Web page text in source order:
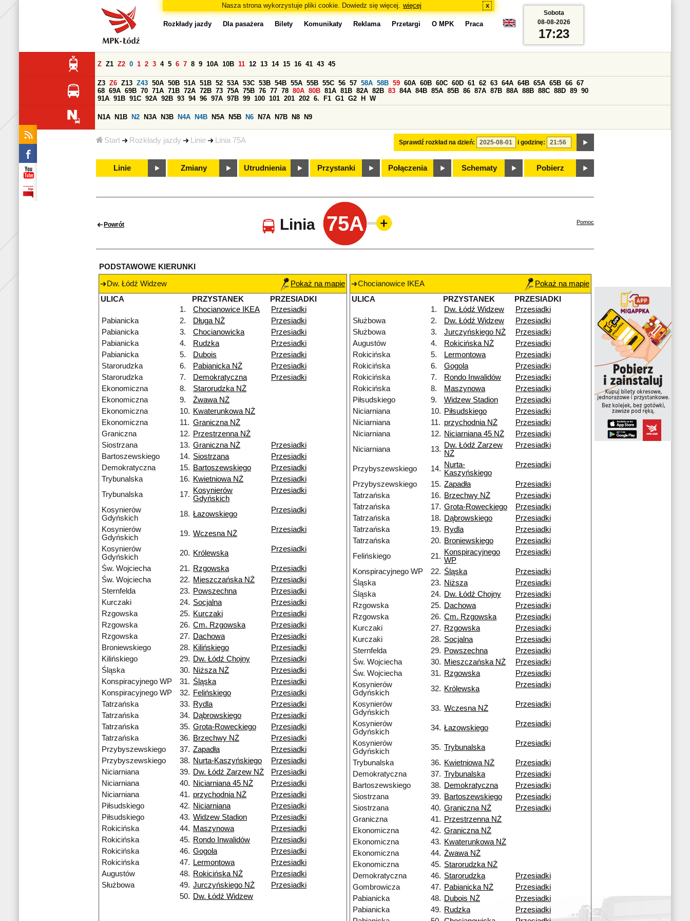
Nasza strona wykorzystuje pliki cookie. Dowiedz się więcej. więcej x
Start Rozkłady jazdy Linie Linia 75A
Rozkłady jazdy Dla pasażera Bilety Komunikaty Reklama Przetargi O MPK Praca
Sprawdź rozkład na dzień: i godzinę:
Z Z1 Z2 0 1 2 3 4 5 6 7 8 9 10A 10B 11 12 13 14 15 16 41 43 45
Z3 Z6 Z13 Z43 50A 50B 51A 51B 52 53A 53C 53B 54B 55A 55B 55C 56 57 58A 58B 59 60A 60B 60C 60D 61 62 63 64A 64B 65A 65B 66 67
68 69A 69B 70 71A 71B 72A 72B 73 75A 75B 76 77 78 80A 80B 81A 81B 82A 82B 83 84A 84B 85A 85B 86 87A 87B 88A 88B 88C 88D 89 90
91A 91B 91C 92A 92B 93 94 96 97A 97B 99 100 101 201 202 6. F1 G1 G2 H W
N1A N1B N2 N3A N3B N4A N4B N5A N5B N6 N7A N7B N8 N9
Linie Zmiany Utrudnienia Przystanki Połączenia Schematy Pobierz
Sobota
08-08-2026
17:23
Powrót Linia 75A Pomoc
PODSTAWOWE KIERUNKI
Dw. Łódź Widzew
Pokaż na mapie
ULICA
PRZYSTANEK
PRZESIADKI
1.
Chocianowice IKEA
Przesiadki
Pabianicka
2. Długa NŻ
Przesiadki
Pabianicka
3. Chocianowicka
Przesiadki
Pabianicka
4. Rudzka
Przesiadki
Pabianicka
5. Dubois
Przesiadki
Starorudzka
6. Pabianicka NŻ
Przesiadki
Starorudzka
7. Demokratyczna
Przesiadki
Ekonomiczna
8.
Starorudzka NŻ
Ekonomiczna
9.
Żwawa NŻ
Ekonomiczna
10. Kwaterunkowa NŻ
Ekonomiczna
11. Graniczna NŻ
Graniczna
12. Przestrzenna NŻ
Siostrzana
13. Graniczna NŻ
Przesiadki
Bartoszewskiego
14. Siostrzana
Przesiadki
Demokratyczna
15. Bartoszewskiego
Przesiadki
Trybunalska
16. Kwietniowa NŻ
Przesiadki
Trybunalska
17. Kosynierów
Gdyńskich
Przesiadki
Kosynierów
Gdyńskich
18. Łazowskiego Przesiadki
Kosynierów
Gdyńskich
19. Wczesna NŻ Przesiadki
Kosynierów
Gdyńskich
20. Królewska Przesiadki
Św. Wojciecha 21. Rzgowska
Przesiadki
Św. Wojciecha
22. Mieszczańska NŻ
Przesiadki
Sternfelda
23. Powszechna
Przesiadki
Kurczaki
24. Socjalna
Przesiadki
Rzgowska
25. Kurczaki
Przesiadki
Rzgowska
26. Cm. Rzgowska
Przesiadki
Rzgowska
27. Dachowa
Przesiadki
Broniewskiego
28. Kilińskiego
Przesiadki
Kilińskiego
29. Dw. Łódź Chojny
Przesiadki
Śląska
30. Niższa NŻ
Przesiadki
Konspiracyjnego WP
31. Śląska
Przesiadki
Konspiracyjnego WP
32. Felińskiego
Przesiadki
Tatrzańska
33. Rydla
Przesiadki
Tatrzańska
34. Dąbrowskiego
Przesiadki
Tatrzańska
35. Grota-Roweckiego
Przesiadki
Tatrzańska
36. Brzechwy NŻ
Przesiadki
Przybyszewskiego
37. Zapadła
Przesiadki
Przybyszewskiego
38. Nurta-Kaszyńskiego
Przesiadki
Niciarniana
39. Dw. Łódź Zarzew NŻ
Przesiadki
Niciarniana
40. Niciarniana 45 NŻ
Przesiadki
Niciarniana
41. przychodnia NŻ
Przesiadki
Piłsudskiego
42. Niciarniana
Przesiadki
Piłsudskiego
43. Widzew Stadion
Przesiadki
Rokicińska
44. Maszynowa
Przesiadki
Rokicińska
45. Rondo Inwalidów
Przesiadki
Rokicińska
46. Gogola
Przesiadki
Rokicińska
47. Lermontowa
Przesiadki
Augustów
48. Rokicińska NŻ
Przesiadki
Służbowa
49. Jurczyńskiego NŻ
Przesiadki
50. Dw. Łódź Widzew
Chocianowice IKEA
Pokaż na mapie
ULICA
PRZYSTANEK
PRZESIADKI
1.
Dw. Łódź Widzew
Przesiadki
Służbowa
2. Dw. Łódź Widzew
Przesiadki
Służbowa
3. Jurczyńskiego NŻ
Przesiadki
Augustów
4. Rokicińska NŻ
Przesiadki
Rokicińska
5. Lermontowa
Przesiadki
Rokicińska
6. Gogola
Przesiadki
Rokicińska
7. Rondo Inwalidów
Przesiadki
Rokicińska
8. Maszynowa
Przesiadki
Piłsudskiego
9. Widzew Stadion
Przesiadki
Niciarniana
10. Piłsudskiego
Przesiadki
Niciarniana
11. przychodnia NŻ
Przesiadki
Niciarniana
12. Niciarniana 45 NŻ
Przesiadki
Niciarniana
13. Dw. Łódź Zarzew
NŻ
Przesiadki
Przybyszewskiego 14. Nurta-
Kaszyńskiego
Przesiadki
Przybyszewskiego 15. Zapadła
Przesiadki
Tatrzańska
16. Brzechwy NŻ
Przesiadki
Tatrzańska
17. Grota-Roweckiego
Przesiadki
Tatrzańska
18. Dąbrowskiego
Przesiadki
Tatrzańska
19. Rydla
Przesiadki
Tatrzańska
20. Broniewskiego
Przesiadki
Felińskiego
21. Konspiracyjnego
WP
Przesiadki
Konspiracyjnego WP 22. Śląska
Przesiadki
Śląska
23. Niższa
Przesiadki
Śląska
24. Dw. Łódź Chojny
Przesiadki
Rzgowska
25. Dachowa
Przesiadki
Rzgowska
26. Cm. Rzgowska
Przesiadki
Kurczaki
27. Rzgowska
Przesiadki
Kurczaki
28. Socjalna
Przesiadki
Sternfelda
29. Powszechna
Przesiadki
Św. Wojciecha
30. Mieszczańska NŻ
Przesiadki
Św. Wojciecha
31. Rzgowska
Przesiadki
Kosynierów
Gdyńskich
32. Królewska Przesiadki
Kosynierów
Gdyńskich
33. Wczesna NŻ Przesiadki
Kosynierów
Gdyńskich
34. Łazowskiego Przesiadki
Kosynierów
Gdyńskich
35. Trybunalska Przesiadki
Trybunalska 36. Kwietniowa NŻ
Przesiadki
Demokratyczna
37. Trybunalska
Przesiadki
Bartoszewskiego
38. Demokratyczna
Przesiadki
Siostrzana
39. Bartoszewskiego
Przesiadki
Siostrzana
40. Graniczna NŻ
Przesiadki
Graniczna
41. Przestrzenna NŻ
Ekonomiczna
42. Graniczna NŻ
Ekonomiczna
43. Kwaterunkowa NŻ
Ekonomiczna
44. Żwawa NŻ
Ekonomiczna
45. Starorudzka NŻ
Demokratyczna
46. Starorudzka
Przesiadki
Gombrowicza
47. Pabianicka NŻ
Przesiadki
Pabianicka
48. Dubois NŻ
Przesiadki
Pabianicka
49. Rudzka
Przesiadki